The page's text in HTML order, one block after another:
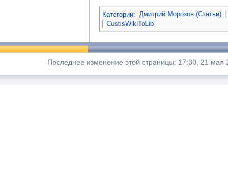
Категории: Дмитрий Морозов (Статьи)
CustisWikiToLib
Последнее изменение этой страницы: 17:30, 21 мая